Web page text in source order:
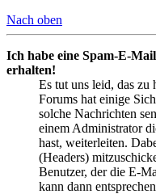
Nach oben
Ich habe eine Spam-E-
erhalten!
Es tut uns leid, das zu
Forums hat einige
solche Nachrichten
einem Administrator
hast, weiterleiten.
(Headers)
Benutzer, der die E-
kann dann